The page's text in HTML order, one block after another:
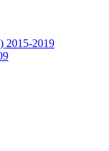
2015-2019